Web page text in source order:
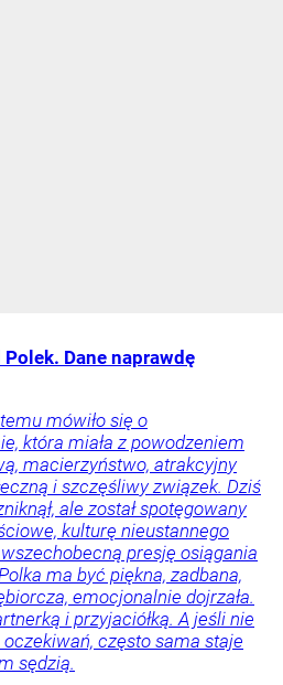
Dane naprawdę
mówiło się o
która miała z powodzeniem
macierzyństwo, atrakcyjny
i szczęśliwy związek. Dziś
ale został spotęgowany
kulturę nieustannego
presję osiągania
ma być piękna, zadbana,
emocjonalnie dojrzała.
i przyjaciółką. A jeśli nie
często sama staje
sędzią.